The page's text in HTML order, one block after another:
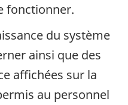
fonctionner.
du système
ainsi que des
affichées sur la
au personnel